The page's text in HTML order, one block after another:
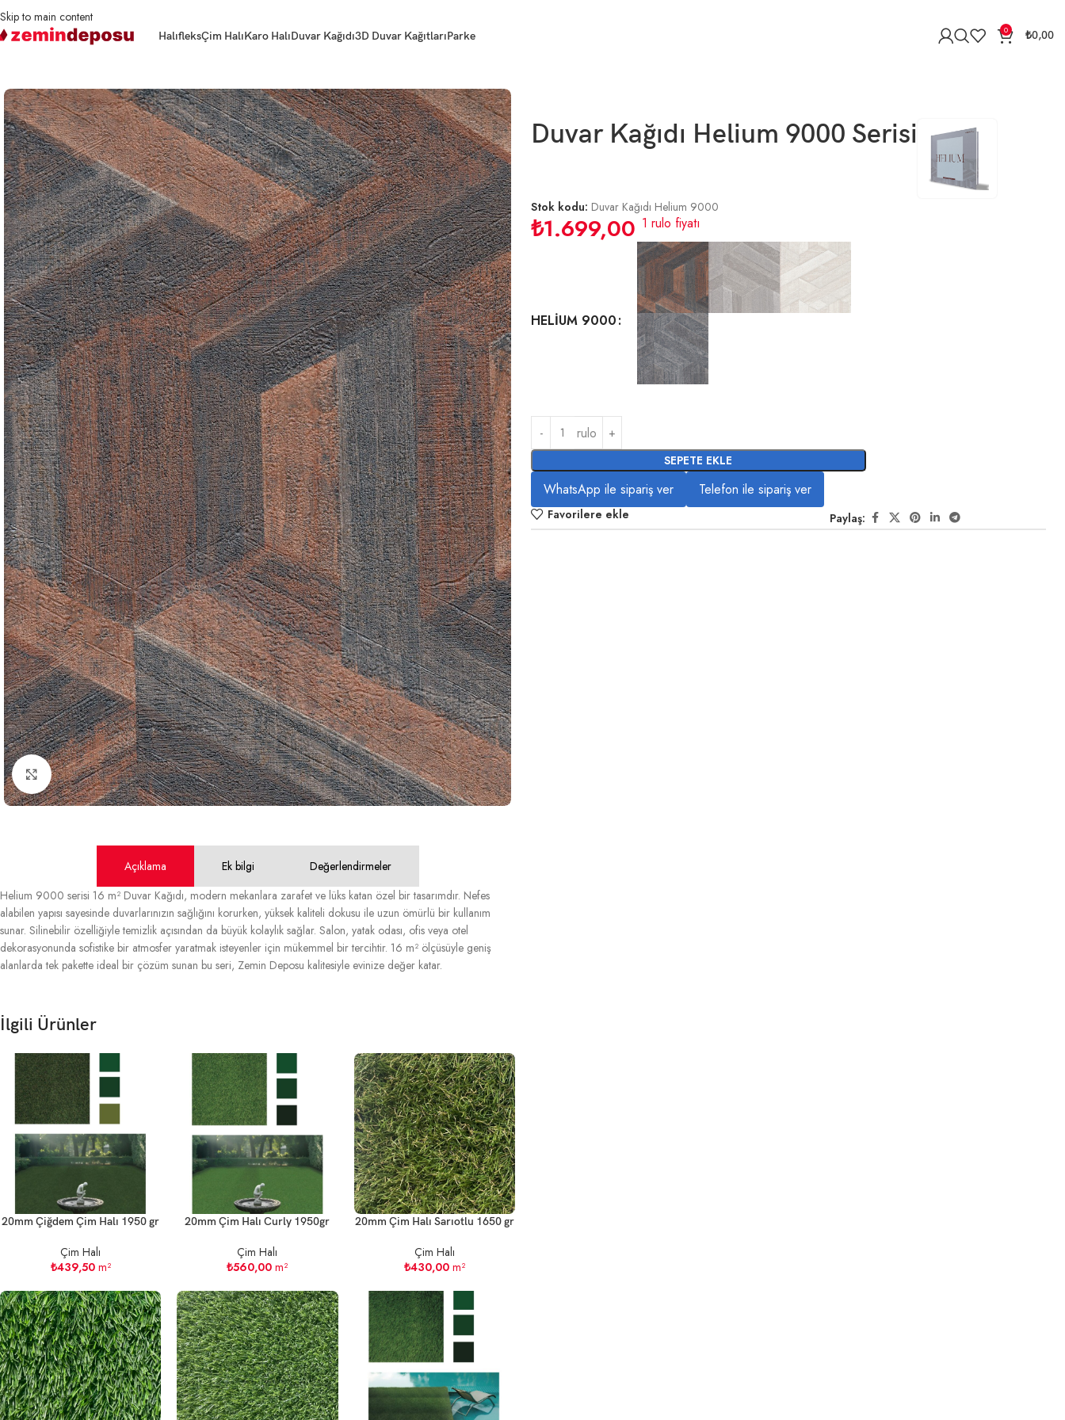
Skip to main content
HalıfleksÇim HalıKaro HalıDuvar Kağıdı3D Duvar KağıtlarıParke 0 ₺0,00
Büyütmek için tıklayın
Duvar Kağıdı Helium 9000 Serisi
Stok kodu: Duvar Kağıdı Helium 9000
₺1.699,00 1 rulo fiyatı
HELİUM 9000
rulo
SEPETE EKLE
WhatsApp ile sipariş ver Telefon ile sipariş ver
Favorilere ekle Paylaş:
Açıklama Ek bilgi
Değerlendirmeler
Helium 9000 serisi 16 m² Duvar Kağıdı, modern mekanlara zarafet ve lüks katan özel bir tasarımdır. Nefes
alabilen yapısı sayesinde duvarlarınızın sağlığını korurken, yüksek kaliteli dokusu ile uzun ömürlü bir kullanım
sunar. Silinebilir özelliğiyle temizlik açısından da büyük kolaylık sağlar. Salon, yatak odası, ofis veya otel
dekorasyonunda sofistike bir atmosfer yaratmak isteyenler için mükemmel bir tercihtir. 16 m² ölçüsüyle geniş
alanlarda tek pakette ideal bir çözüm sunan bu seri, Zemin Deposu kalitesiyle evinize değer katar.
İlgili Ürünler
20mm Çiğdem Çim Halı 1950 gr
Çim Halı
₺439,50m²
20mm Çim Halı Curly 1950gr
Çim Halı
₺560,00 m²
20mm Çim Halı Sarıotlu 1650 gr
Çim Halı
₺430,00m²